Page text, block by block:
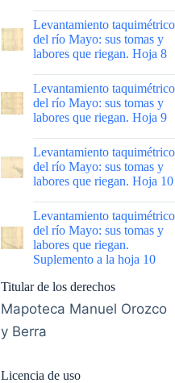
|
Levantamiento taquimétrico
del río Mayo: sus tomas y
labores que riegan. Hoja 8
|
Levantamiento taquimétrico
del río Mayo: sus tomas y
labores que riegan. Hoja 9
|
Levantamiento taquimétrico
del río Mayo: sus tomas y
labores que riegan. Hoja 10
|
Levantamiento taquimétrico
del río Mayo: sus tomas y
labores que riegan.
Suplemento a la hoja 10
Titular de los derechos
Mapoteca Manuel Orozco
y Berra
Licencia de uso